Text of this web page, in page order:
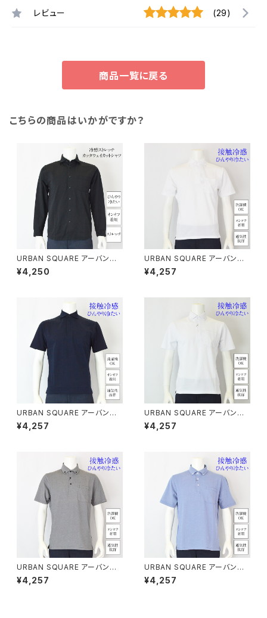
レビュー (29)
商品一覧に戻る
こちらの商品はいかがですか？
URBAN SQUARE アーバンス
クエア｜冷感ストレッチカッタウ
ェイカットシャツ｜オンオフ着用
¥4,250
URBAN SQUARE アーバンス
クエア｜接触冷感ポロシャツ｜
遮熱冷感 洗濯機OK イージー
¥4,257
URBAN SQUARE アーバンス
クエア｜接触冷感ポロシャツ｜
遮熱冷感 洗濯機OK イージー
¥4,257
URBAN SQUARE アーバンス
クエア｜接触冷感 鹿の子ボタン
ダウンポロシャツ｜洗濯機OK
¥4,257
URBAN SQUARE アーバンス
クエア｜接触冷感 鹿の子ボタン
ダウンポロシャツ｜洗濯機OK
¥4,257
URBAN SQUARE アーバンス
クエア｜接触冷感 鹿の子ボタン
ダウンポロシャツ｜洗濯機OK
¥4,257